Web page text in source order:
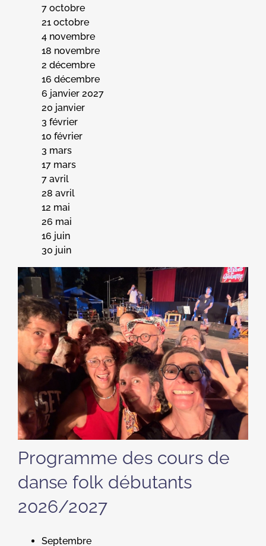
7 octobre
21 octobre
4 novembre
18 novembre
2 décembre
16 décembre
6 janvier 2027
20 janvier
3 février
10 février
3 mars
17 mars
7 avril
28 avril
12 mai
26 mai
16 juin
30 juin
Programme des cours de
danse folk débutants
2026/2027
Septembre